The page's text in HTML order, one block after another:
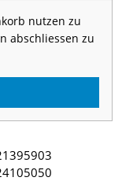
nutzen zu
abschliessen zu